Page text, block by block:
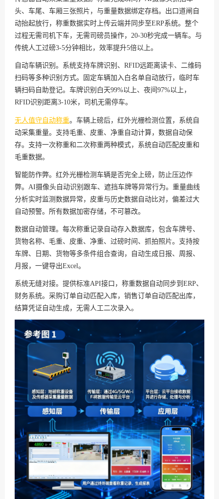
头、车尾、车厢三张照片，与重量数据绑定存档。出口道闸自
动抬起放行，称重数据实时上传云端并同步至ERP系统。整个
过程无需司机下车，无需司磅员操作，20-30秒完成一辆车。与
传统人工过磅3-5分钟相比，效率提升5倍以上。
自动车辆识别。系统支持车牌识别、RFID远距离读卡、二维码
扫码等多种识别方式。固定车辆加入白名单自动放行，临时车
辆扫码自助登记。车牌识别白天99%以上、夜间97%以上，
RFID识别距离3-10米，司机无需停车。
无人值守自动称重。车辆上磅后，红外光栅检测位置，系统自
动采集重量。支持毛重、皮重、净重自动计算，数据自动保
存。支持一次称重和二次称重两种模式，系统自动匹配皮重和
毛重数据。
智能防作弊。红外光栅检测车辆是否完全上磅，防止压边作
弊。AI摄像头自动识别跟车、遮挡车牌等异常行为。重量曲线
分析实时监测数据异常，皮重与历史数据自动比对，偏差过大
自动预警。所有数据加密存储，不可篡改。
数据自动管理。每次称重记录自动存入数据库，包含车牌号、
货物名称、毛重、皮重、净重、过磅时间、抓拍照片。支持按
车牌、日期、货物等多条件组合查询，自动生成日报、周报、
月报，一键导出Excel。
系统无缝对接。提供标准API接口，称重数据自动同步到ERP、
财务系统。采购订单自动匹配入库，销售订单自动匹配出库，
结算凭证自动生成，无需人工二次录入。